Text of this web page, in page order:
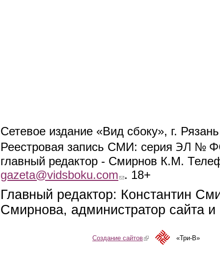
Сетевое издание «Вид сбоку», г.
Реестровая запись СМИ: серия ЭЛ №
главный редактор - Смирнов К.М.
gazeta@vidsboku.com (link sends e-mail)
. 18+
Главный редактор: Константин
Смирнова, администратор сайта
Создание сайтов(link is external)«Три-В»